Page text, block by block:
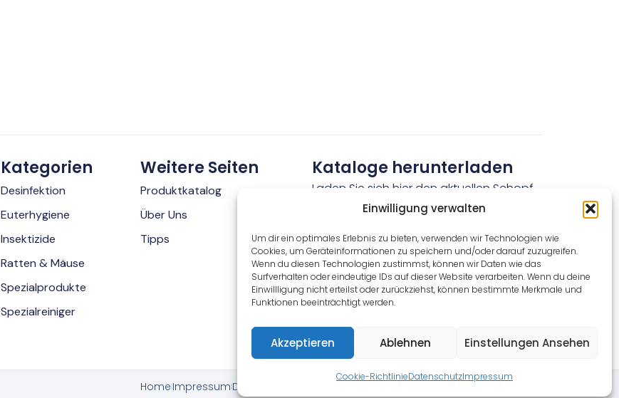
Einwilligung verwalten
Um dir ein optimales Erlebnis zu bieten, verwenden wir Technologien wie
Cookies, um Geräteinformationen zu speichern und/oder darauf zuzugreifen.
Wenn du diesen Technologien zustimmst, können wir Daten wie das
Surfverhalten oder eindeutige IDs auf dieser Website verarbeiten. Wenn du deine
Einwillligung nicht erteilst oder zurückziehst, können bestimmte Merkmale und
Funktionen beeinträchtigt werden.
Akzeptieren Ablehnen Einstellungen Ansehen
Cookie-RichtlinieDatenschutzImpressum
Kategorien
Desinfektion
Euterhygiene
Insektizide
Ratten & Mäuse
Spezialprodukte
Spezialreiniger
Weitere Seiten
Produktkatalog
Über Uns
Tipps
Kataloge herunterladen
Laden Sie sich hier den aktuellen Schopf
Hygiene Kataloge kostenlos herunter.
Jetzt kostenlos herunterladen
Home Impressum Datenschutz